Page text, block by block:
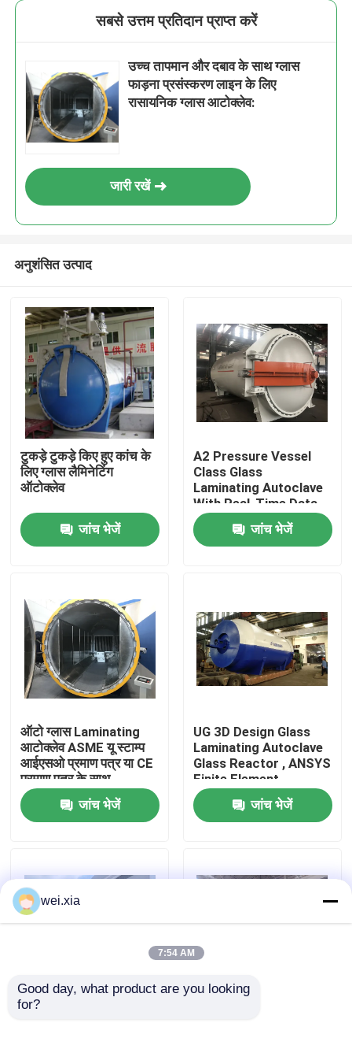
उत्पाद
वीडियो
हमारे बारे में
कारखाने का दौरा
हमसे संपर्क करें
मामले
सबसे उत्तम प्रतिदान प्राप्त करें
उच्च तापमान और दबाव के साथ ग्लास
फाड़ना प्रसंस्करण लाइन के लिए
रासायनिक ग्लास आटोक्लेव:
जारी रखें
अनुशंसित उत्पाद
टुकड़े टुकड़े किए हुए कांच के
लिए ग्लास लैमिनेटिंग
ऑटोक्लेव
जांच भेजें
A2 Pressure Vessel
Class Glass
Laminating Autoclave
With Real-Time Data
Monitoring
जांच भेजें
ऑटो ग्लास Laminating
आटोक्लेव ASME यू स्टाम्प
आईएसओ प्रमाण पत्र या CE
प्रमाण पत्र के साथ
जांच भेजें
UG 3D Design Glass
Laminating Autoclave
Glass Reactor , ANSYS
Finite Element
Analysis
जांच भेजें
Pneumatic Glass
wei.xia
7:54 AM
Good day, what product are you looking
for?